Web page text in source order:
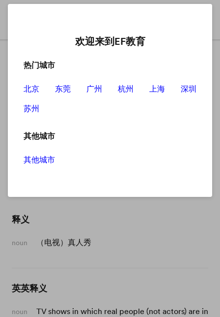
reality TV
释义
noun （电视）真人秀
英英释义
noun
TV shows in which real people (not actors) are in
欢迎来到EF教育
热门城市
北京 东莞 广州 杭州 上海
深圳
苏州
其他城市
其他城市